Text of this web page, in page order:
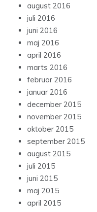
august 2016
juli 2016
juni 2016
maj 2016
april 2016
marts 2016
februar 2016
januar 2016
december 2015
november 2015
oktober 2015
september 2015
august 2015
juli 2015
juni 2015
maj 2015
april 2015